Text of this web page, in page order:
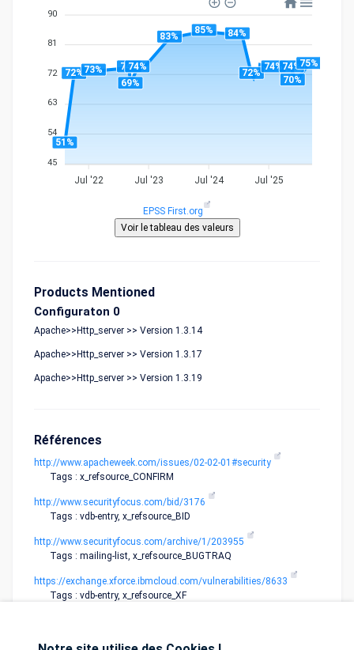
90
81
72
63
54
45
51%
72%73%
74%
69%
74%
83%
85% 84%
72%
74%74%
70%
75%
Jul '22 Jul '23 Jul '24 Jul '25
EPSS First.org
Products Mentioned
Configuraton 0
Apache>>Http_server >> Version 1.3.14
Apache>>Http_server >> Version 1.3.17
Apache>>Http_server >> Version 1.3.19
Références
http://www.apacheweek.com/issues/02-02-01#security
Tags : x_refsource_CONFIRM
http://www.securityfocus.com/bid/3176
Tags : vdb-entry, x_refsource_BID
http://www.securityfocus.com/archive/1/203955
Tags : mailing-list, x_refsource_BUGTRAQ
https://exchange.xforce.ibmcloud.com/vulnerabilities/8633
Tags : vdb-entry, x_refsource_XF